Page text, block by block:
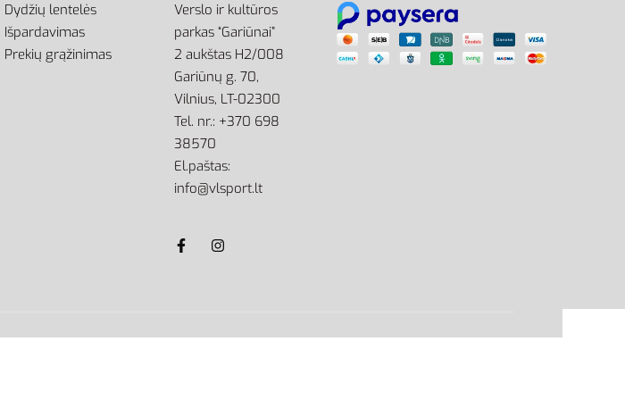
Dydžių lentelės
Išpardavimas
Prekių grąžinimas
Verslo ir kultūros
parkas “Gariūnai”
2 aukštas H2/008
Gariūnų g. 70,
Vilnius, LT-02300
Tel. nr.: +370 698
38570
El.paštas:
info@vlsport.lt